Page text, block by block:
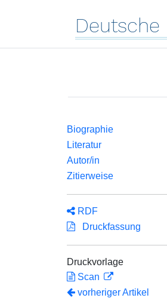
Deutsche
Biographie
Literatur
Autor/in
Zitierweise
RDF
Druckfassung
Druckvorlage
Scan
vorheriger Artikel